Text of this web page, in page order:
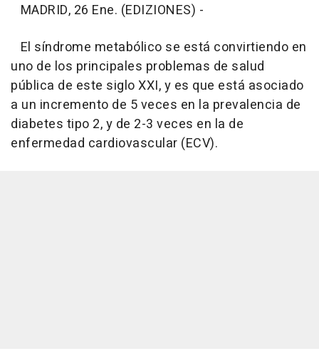
MADRID, 26 Ene. (EDIZIONES) -
El síndrome metabólico se está convirtiendo en
uno de los principales problemas de salud
pública de este siglo XXI, y es que está asociado
a un incremento de 5 veces en la prevalencia de
diabetes tipo 2, y de 2-3 veces en la de
enfermedad cardiovascular (ECV).